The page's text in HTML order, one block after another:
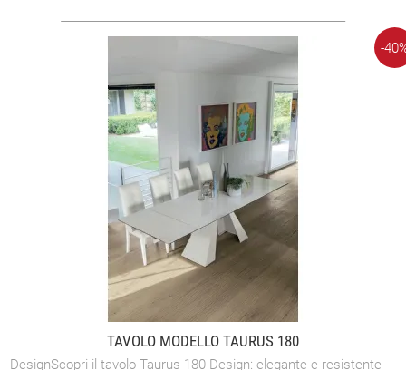
TAVOLO MODELLO TAURUS 180
DesignScopri il tavolo Taurus 180 Design: elegante e resistente
-